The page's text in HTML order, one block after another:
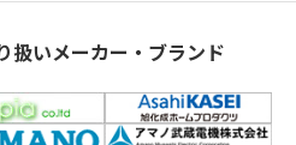
扱いメーカー・ブランド